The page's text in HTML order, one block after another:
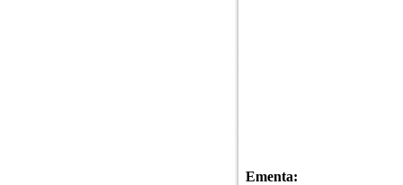
Ementa: